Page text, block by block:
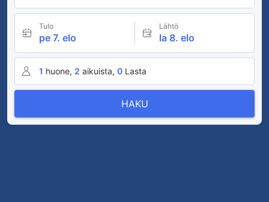
Tulo
pe 7. elo
Lähtö
la 8. elo
1 huone, 2 aikuista, 0 Lasta
HAKU